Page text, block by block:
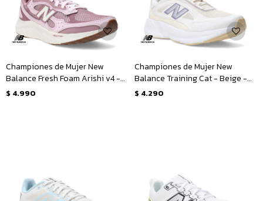
Championes de Mujer New
Balance Fresh Foam Arishi v4 -
Rosado - Blanco
$ 4.990
Championes de Mujer New
Balance Training Cat - Beige -
Blanco
$ 4.290